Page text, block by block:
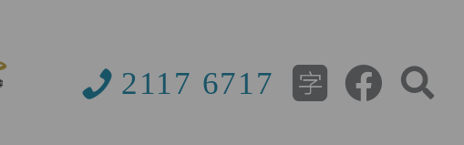
2117 6717